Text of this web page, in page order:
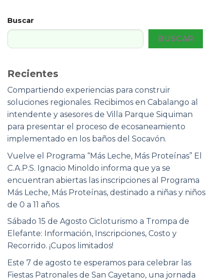
Buscar
BUSCAR
Recientes
Compartiendo experiencias para construir
soluciones regionales. Recibimos en Cabalango al
intendente y asesores de Villa Parque Siquiman
para presentar el proceso de ecosaneamiento
implementado en los baños del Socavón.
Vuelve el Programa “Más Leche, Más Proteínas” El
C.A.P.S. Ignacio Minoldo informa que ya se
encuentran abiertas las inscripciones al Programa
Más Leche, Más Proteínas, destinado a niñas y niños
de 0 a 11 años.
Sábado 15 de Agosto Cicloturismo a Trompa de
Elefante: Información, Inscripciones, Costo y
Recorrido. ¡Cupos limitados!
Este 7 de agosto te esperamos para celebrar las
Fiestas Patronales de San Cayetano, una jornada